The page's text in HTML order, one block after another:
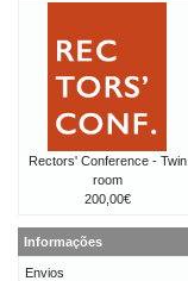
Rectors' Conference - Twin
room
200,00€
Informações
Envios